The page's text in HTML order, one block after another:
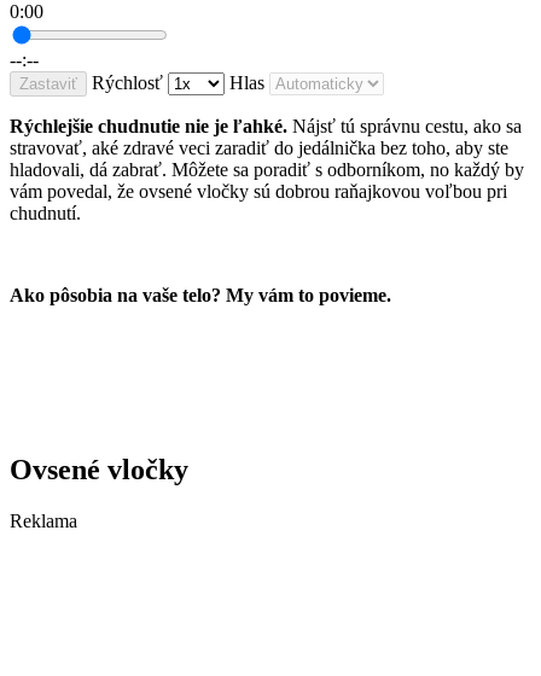
0:00
--:--
Zastaviť Rýchlosť Hlas
Rýchlejšie chudnutie nie je ľahké. Nájsť tú správnu cestu, ako sa
stravovať, aké zdravé veci zaradiť do jedálnička bez toho, aby ste
hladovali, dá zabrať. Môžete sa poradiť s odborníkom, no každý by
vám povedal, že ovsené vločky sú dobrou raňajkovou voľbou pri
chudnutí.
Ako pôsobia na vaše telo? My vám to povieme.
Ovsené vločky
Reklama